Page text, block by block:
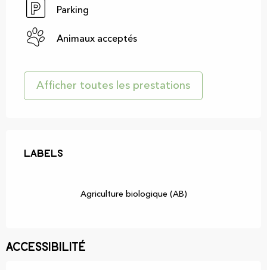
Parking
Animaux acceptés
Afficher toutes les prestations
Labels
Labels
Agriculture biologique (AB)
Accessibilité